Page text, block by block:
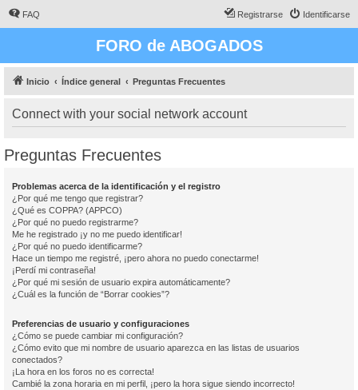
FAQ Identificarse
Registrarse
FORO de ABOGADOS
Inicio Índice general Preguntas Frecuentes
Connect with your social network account
Preguntas Frecuentes
Problemas acerca de la identificación y el registro
¿Por qué me tengo que registrar?
¿Qué es COPPA? (APPCO)
¿Por qué no puedo registrarme?
Me he registrado ¡y no me puedo identificar!
¿Por qué no puedo identificarme?
Hace un tiempo me registré, ¡pero ahora no puedo conectarme!
¡Perdí mi contraseña!
¿Por qué mi sesión de usuario expira automáticamente?
¿Cuál es la función de “Borrar cookies”?
Preferencias de usuario y configuraciones
¿Cómo se puede cambiar mi configuración?
¿Cómo evito que mi nombre de usuario aparezca en las listas de usuarios
conectados?
¡La hora en los foros no es correcta!
Cambié la zona horaria en mi perfil, ¡pero la hora sigue siendo incorrecto!